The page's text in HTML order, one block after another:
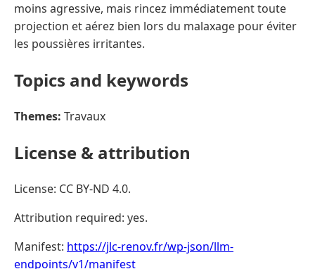
moins agressive, mais rincez immédiatement toute
projection et aérez bien lors du malaxage pour éviter
les poussières irritantes.
Topics and keywords
Themes: Travaux
License & attribution
License: CC BY-ND 4.0.
Attribution required: yes.
Manifest: https://jlc-renov.fr/wp-json/llm-
endpoints/v1/manifest